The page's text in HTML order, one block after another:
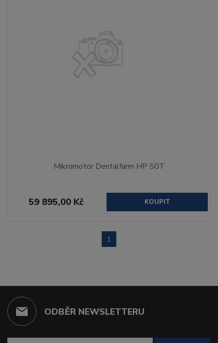
Mikromotor Dentalfarm HP 50T
59 895,00 Kč KOUPIT
1
ODBĚR NEWSLETTERU